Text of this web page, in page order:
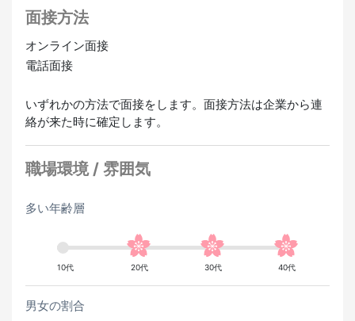
面接方法
オンライン面接
電話面接
いずれかの方法で面接をします。面接方法は企業から連
絡が来た時に確定します。
職場環境 / 雰囲気
多い年齢層
10代 20代 30代 40代
男女の割合